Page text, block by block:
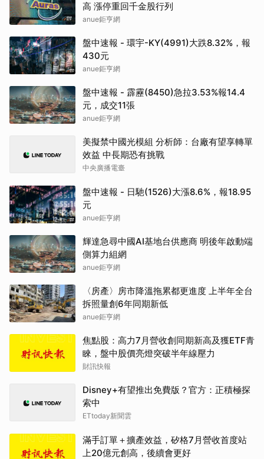
高 漲停重回千金股行列
anue鉅亨網
盤中速報 - 環宇-KY(4991)大跌8.32%，報
430元
anue鉅亨網
盤中速報 - 霹靂(8450)急拉3.53%報14.4
元，成交11張
anue鉅亨網
美擬禁中國光模組 分析師：台廠有望享轉單
效益 中長期恐有挑戰
中央廣播電臺
盤中速報 - 日馳(1526)大漲8.6%，報18.95
元
anue鉅亨網
輝達急尋中國AI基地台供應商 明後年啟動端
側算力組網
anue鉅亨網
〈房產〉房市降溫拖累都更進度 上半年全台
拆照量創6年同期新低
anue鉅亨網
焦點股：高力7月營收創同期新高及獲ETF青
睞，盤中股價亮燈突破半年線壓力
財訊快報
Disney+有望推出免費版？官方：正積極探
索中
ETtoday新聞雲
滿手訂單＋擴產效益，矽格7月營收首度站
上20億元創高，後續會更好